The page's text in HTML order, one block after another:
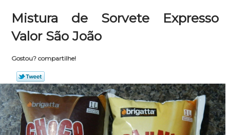
Mistura de Sorvete Expresso
Valor São João
Gostou? compartilhe!